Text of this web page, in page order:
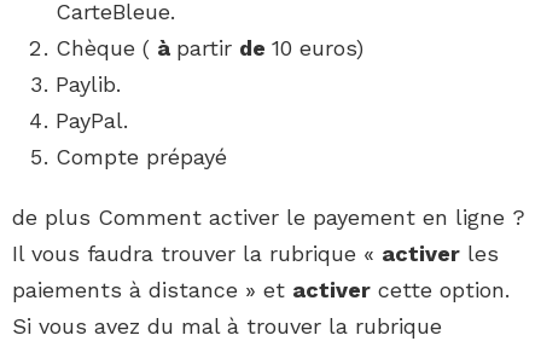
CarteBleue.
Chèque ( à partir de 10 euros)
Paylib.
PayPal.
Compte prépayé
de plus Comment activer le payement en ligne ?
Il vous faudra trouver la rubrique « activer les
paiements à distance » et activer cette option.
Si vous avez du mal à trouver la rubrique